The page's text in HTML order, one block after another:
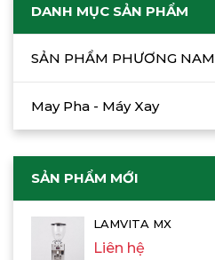
DANH MỤC SẢN PHẨM
SẢN PHẨM PHƯƠNG NAM
May Pha - Máy Xay
SẢN PHẨM MỚI
LAMVITA MX
Liên hệ